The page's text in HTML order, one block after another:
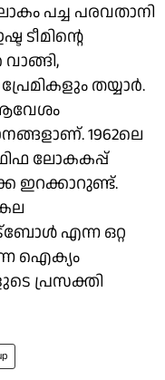
പച്ച പരവതാനി
ടീമിന്റെ
തയ്യാര്‍.
1962ലെ
ലോകകപ്പ്
ഇറക്കാറുണ്ട്.
എന്ന ഒറ്റ
ഐക്യം
പ്രസക്തി